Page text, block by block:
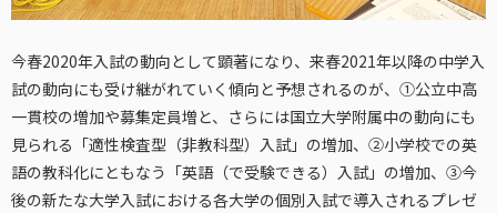
今春2020年入試の動向として顕著になり、来春2021年以降の中学入
試の動向にも受け継がれていく傾向と予想されるのが、①公立中高
一貫校の増加や募集定員増と、さらには国立大学附属中の動向にも
見られる「適性検査型（非教科型）入試」の増加、②小学校での英
語の教科化にともなう「英語（で受験できる）入試」の増加、③今
後の新たな大学入試における各大学の個別入試で導入されるプレゼ